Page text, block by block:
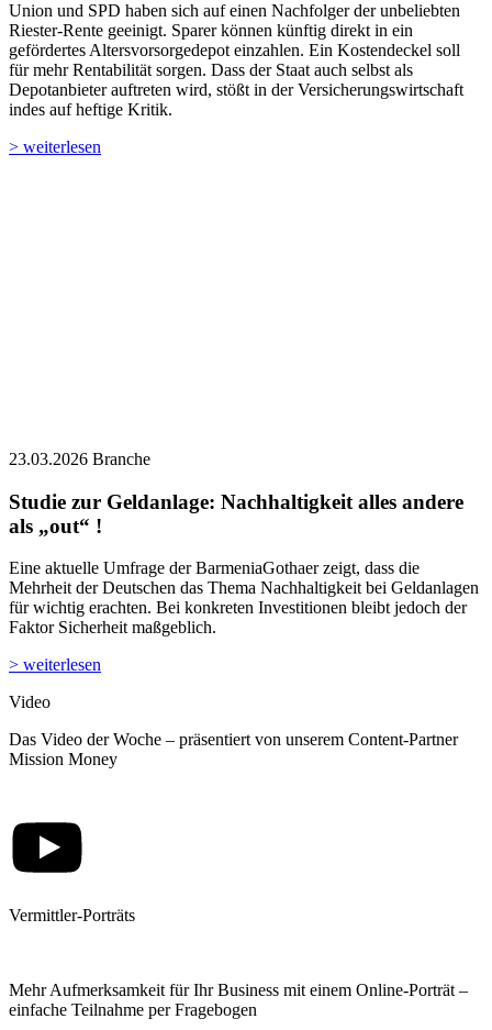
Union und SPD haben sich auf einen Nachfolger der unbeliebten
Riester-Rente geeinigt. Sparer können künftig direkt in ein
gefördertes Altersvorsorgedepot einzahlen. Ein Kostendeckel soll
für mehr Rentabilität sorgen. Dass der Staat auch selbst als
Depotanbieter auftreten wird, stößt in der Versicherungswirtschaft
indes auf heftige Kritik.
> weiterlesen
23.03.2026 Branche
Studie zur Geldanlage: Nachhaltigkeit alles andere
als „out“ !
Eine aktuelle Umfrage der BarmeniaGothaer zeigt, dass die
Mehrheit der Deutschen das Thema Nachhaltigkeit bei Geldanlagen
für wichtig erachten. Bei konkreten Investitionen bleibt jedoch der
Faktor Sicherheit maßgeblich.
> weiterlesen
Video
Das Video der Woche – präsentiert von unserem Content-Partner
Mission Money
Vermittler-Porträts
Mehr Aufmerksamkeit für Ihr Business mit einem Online-Porträt –
einfache Teilnahme per Fragebogen